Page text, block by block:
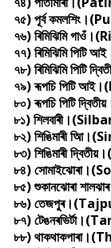
৭৫) পূৰ্ব
৭৬) ৰিমিঝিমি
৭৭) ৰিমিঝিমি
৭৮) ৰিমিঝিমি
৭৯) ৰূপচি পিটি
৮০) ৰূপচি পিটি
৮১)
৮২) শিঙিমাৰী
৮৩) শিঙিমাৰী
৮৪)
৮৫) শুকানঝোৰা
৮৬)
৮৭)
৮৮)